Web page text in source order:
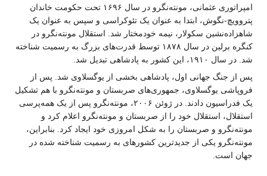
امپراتوری عثمانی، مونته‌نگرو در سال ۱۶۹۶ تحت حکومت خاندان
پتروویچ-نگوش، ابتدا به عنوان یک تئوکراسی و سپس به عنوان یک
شاهزاده‌نشین سکولار، نیمه خودمختار شد. استقلال مونته‌نگرو در
کنگره برلین در سال ۱۸۷۸ توسط قدرت‌های بزرگ به رسمیت شناخته
شد. در سال ۱۹۱۰، این کشور به پادشاهی تبدیل شد.
پس از جنگ جهانی اول، پادشاهی بخشی از یوگسلاوی شد. پس از
فروپاشی یوگسلاوی، جمهوری‌های صربستان و مونته‌نگرو با هم تشکیل
یک فدراسیون دادند. در ژوئن ۲۰۰۶، مونته‌نگرو پس از یک همه‌پرسی
استقلال، استقلال خود را از صربستان و مونته‌نگرو اعلام کرد و
مونته‌نگرو و صربستان را به شکل امروزی خود ایجاد کرد. بنابراین،
مونته‌نگرو یکی از جدیدترین کشورهای به رسمیت شناخته شده در
جهان است.